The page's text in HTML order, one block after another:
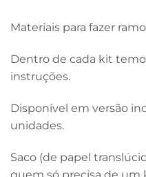
Materiais para fazer
Dentro de cada kit
instruções.
Disponível em versão
unidades.
Saco (de papel